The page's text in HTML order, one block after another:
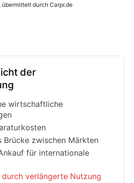
durch Carpr.de
der
wirtschaftliche
zwischen Märkten
für internationale
verlängerte Nutzung